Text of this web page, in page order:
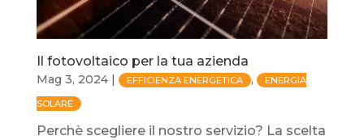
Il fotovoltaico per la tua azienda
Mag 3, 2024| EFFICIENZA ENERGETICA , ENERGIA
SOLARE
Perchè scegliere il nostro servizio? La scelta